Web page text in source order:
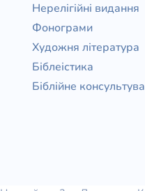
Нерелігійні видання
Фонограми
Художня література
Біблеістика
Біблійне